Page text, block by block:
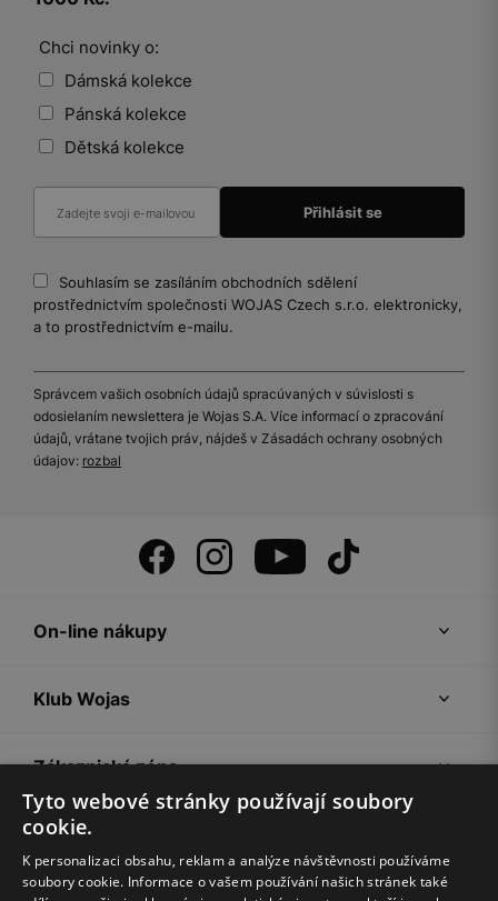
Chci novinky o:
Dámská kolekce
Pánská kolekce
Dětská kolekce
Souhlasím se zasíláním obchodních sdělení
prostřednictvím společnosti WOJAS Czech s.r.o. elektronicky,
a to prostřednictvím e-mailu.
Správcem vašich osobních údajů spracúvaných v súvislosti s
odosielaním newslettera je Wojas S.A. Více informací o zpracování
údajů, vrátane tvojich práv, nájdeš v Zásadách ochrany osobných
údajov: rozbal
On-line nákupy
Klub Wojas
Zákaznická zóna
Společnost Wojas
Tyto webové stránky používají soubory
cookie.
K personalizaci obsahu, reklam a analýze návštěvnosti používáme
soubory cookie. Informace o vašem používání našich stránek také